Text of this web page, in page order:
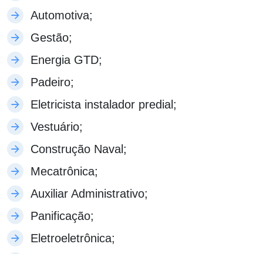
Automotiva;
Gestão;
Energia GTD;
Padeiro;
Eletricista instalador predial;
Vestuário;
Construção Naval;
Mecatrônica;
Auxiliar Administrativo;
Panificação;
Eletroeletrônica;